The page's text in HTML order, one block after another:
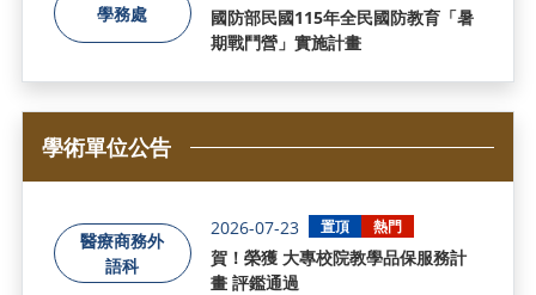
學務處
國防部民國115年全民國防教育「暑
期戰鬥營」實施計畫
學術單位公告
醫療商務外
語科
2026-07-23 置頂 熱門
賀！榮獲 大專校院教學品保服務計
畫 評鑑通過